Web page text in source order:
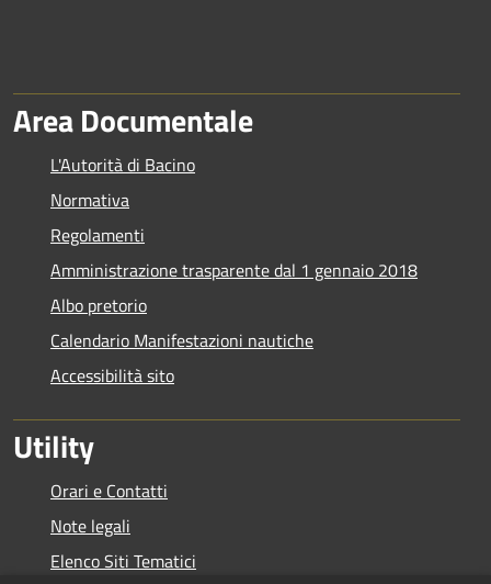
Area Documentale
L'Autorità di Bacino
Normativa
Regolamenti
Amministrazione trasparente dal 1 gennaio 2018
Albo pretorio
Calendario Manifestazioni nautiche
Accessibilità sito
Utility
Orari e Contatti
Note legali
Elenco Siti Tematici